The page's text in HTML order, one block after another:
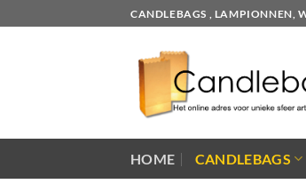
to
CANDLEBAGS , LAMPIONNEN,
HOME CANDLEBAGS